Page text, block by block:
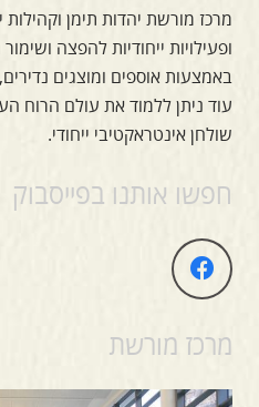
מרכז מורשת יהדות תימן
ופעילויות ייחודיות להפצה
באמצעות אוספים ומוצגים נדירים,
עוד ניתן ללמוד את עולם הרוח
שולחן אינטראקטיבי ייחודי.
חפשו אותנו בפייסבוק
מרכז מורשת